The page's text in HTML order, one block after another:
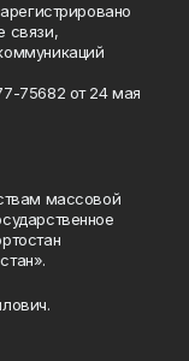
связи,
75682 от 24 мая
массовой